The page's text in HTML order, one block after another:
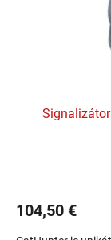
104,50 €